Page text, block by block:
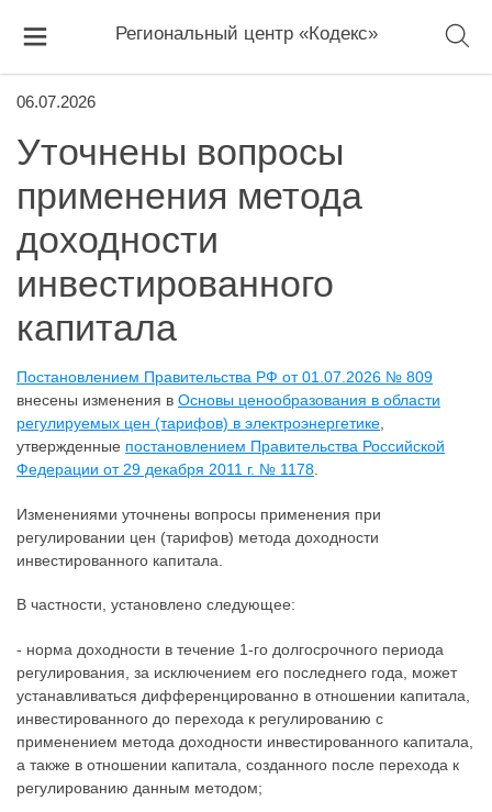
Региональный центр «Кодекс»
06.07.2026
Уточнены вопросы
применения метода
доходности
инвестированного
капитала
Постановлением Правительства РФ от 01.07.2026 № 809
внесены изменения в Основы ценообразования в области
регулируемых цен (тарифов) в электроэнергетике
утвержденные постановлением Правительства Российской
Федерации от 29 декабря 2011 г. № 1178
Изменениями уточнены вопросы применения при
регулировании цен (тарифов) метода доходности
инвестированного капитала.
В частности, установлено следующее:
- норма доходности в течение 1-го долгосрочного периода
регулирования, за исключением его последнего года, может
устанавливаться дифференцированно в отношении капитала,
инвестированного до перехода к регулированию с
применением метода доходности инвестированного капитала,
а также в отношении капитала, созданного после перехода к
регулированию данным методом;